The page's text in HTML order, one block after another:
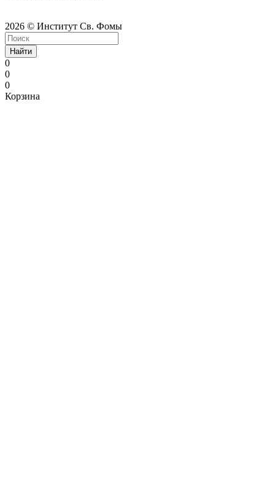
2026 © Институт Св. Фомы
Найти
0
0
0
Корзина